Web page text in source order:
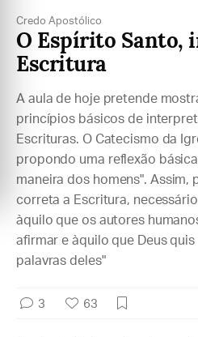
Credo Apostólico
O Espírito Santo,
Escritura
A aula de hoje pretende
princípios básicos de
Escrituras. O Catecismo da
propondo uma reflexão
maneira dos homens". Assim,
correta a Escritura,
àquilo que os autores
afirmar e àquilo que Deus
palavras deles"
3 63